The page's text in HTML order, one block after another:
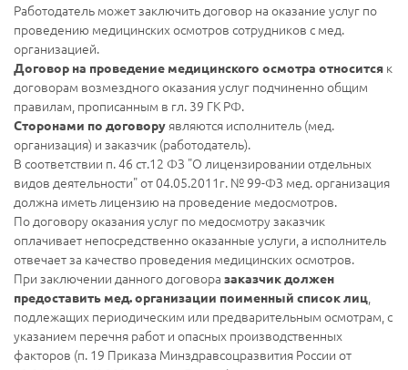
Работодатель может заключить договор на оказание услуг по
проведению медицинских осмотров сотрудников с мед.
организацией.
Договор на проведение медицинского осмотра относится к
договорам возмездного оказания услуг подчиненно общим
правилам, прописанным в гл. 39 ГК РФ.
Сторонами по договоруявляются исполнитель (мед.
организация) и заказчик (работодатель).
В соответствии п. 46 ст.12 ФЗ "О лицензировании отдельных
видов деятельности" от 04.05.2011г. № 99-ФЗ мед. организация
должна иметь лицензию на проведение медосмотров.
По договору оказания услуг по медосмотру заказчик
оплачивает непосредственно оказанные услуги, а исполнитель
отвечает за качество проведения медицинских осмотров.
При заключении данного договора заказчик должен
предоставить мед. организации поименный список лиц,
подлежащих периодическим или предварительным осмотрам, с
указанием перечня работ и опасных производственных
факторов (п. 19 Приказа Минздравсоцразвития России от